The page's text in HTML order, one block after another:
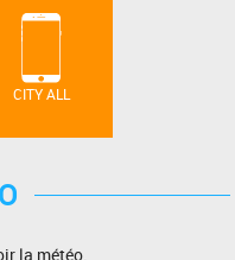
CITY ALL
la météo.